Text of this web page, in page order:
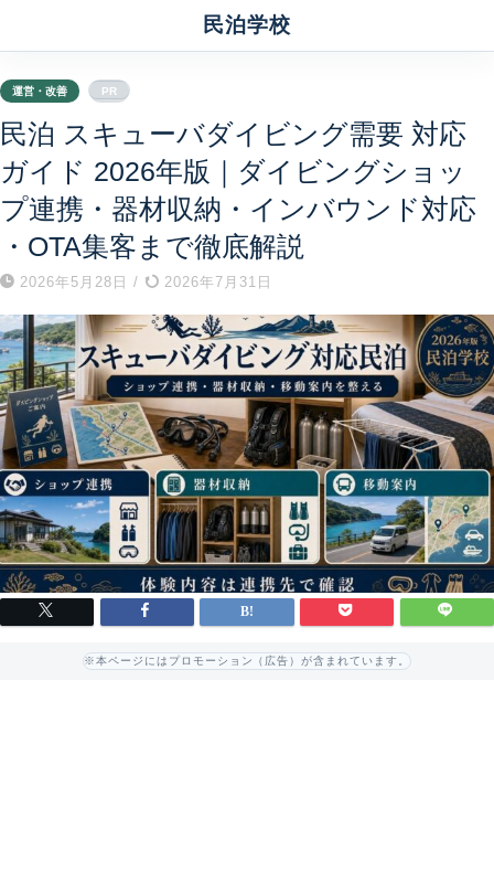
民泊学校
運営・改善 PR
民泊 スキューバダイビング需要 対応
ガイド 2026年版｜ダイビングショッ
プ連携・器材収納・インバウンド対応
・OTA集客まで徹底解説
2026年5月28日 / 2026年7月31日
※本ページにはプロモーション（広告）が含まれています。